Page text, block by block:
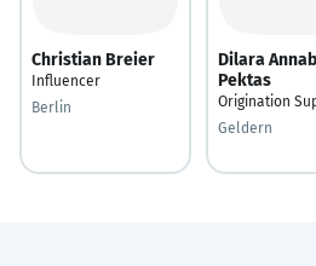
Christian Breier
Influencer
Berlin
Dilara
Pektas
Origination
Geldern